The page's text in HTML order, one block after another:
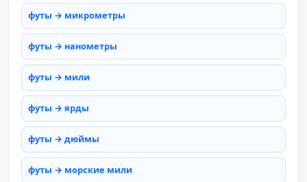
футы → микрометры
футы → нанометры
футы → мили
футы → ярды
футы → дюймы
футы → морские мили